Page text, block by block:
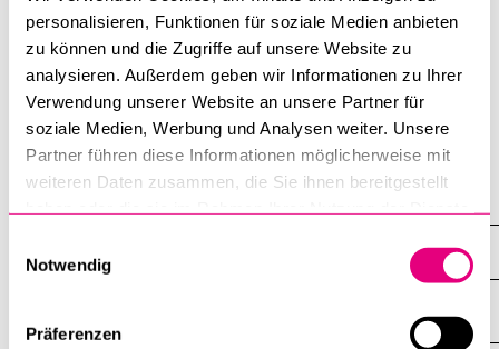
personalisieren, Funktionen für soziale Medien anbieten
zu können und die Zugriffe auf unsere Website zu
analysieren. Außerdem geben wir Informationen zu Ihrer
Verwendung unserer Website an unsere Partner für
soziale Medien, Werbung und Analysen weiter. Unsere
Partner führen diese Informationen möglicherweise mit
weiteren Daten zusammen, die Sie ihnen bereitgestellt
Notwendig
Präferenzen
Interessensbindungen
CV
Sportangebot
Menuplan Mensa
Anmeldung und Zulassung